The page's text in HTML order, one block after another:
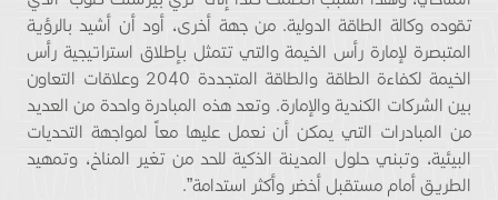
تقوده وكالة الطاقة الدولية. من جهة أخرى، أود أن أشيد بالرؤية
المتبصرة لإمارة رأس الخيمة والتي تتمثل بإطلاق استراتيجية رأس
الخيمة لكفاءة الطاقة والطاقة المتجددة 2040 وعلاقات التعاون
بين الشركات الكندية والإمارة. وتعد هذه المبادرة واحدة من العديد
من المبادرات التي يمكن أن نعمل عليها معاً لمواجهة التحديات
البيئية، وتبني حلول المدينة الذكية للحد من تغير المناخ، وتمهيد
الطريق أمام مستقبل أخضر وأكثر استدامة”.